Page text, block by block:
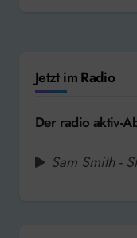
Jetzt im Radio
Der radio aktiv-
Sam Smith -